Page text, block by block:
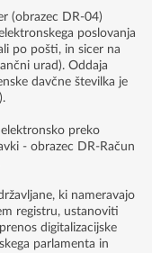
(obrazec DR-04)
poslovanja
po pošti, in sicer na
urad). Oddaja
davčne številka je
preko
- obrazec DR-Račun
ki nameravajo
registru, ustanoviti
digitalizacijske
parlamenta in